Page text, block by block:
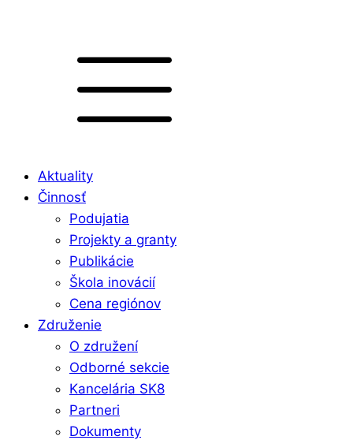
Aktuality
Činnosť
Podujatia
Projekty a granty
Publikácie
Škola inovácií
Cena regiónov
Združenie
O združení
Odborné sekcie
Kancelária SK8
Partneri
Dokumenty